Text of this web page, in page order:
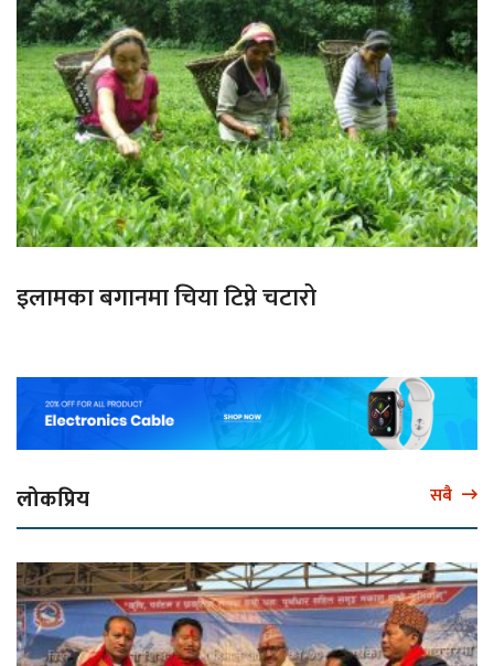
इलामका बगानमा चिया टिप्ने चटारो
लोकप्रिय सबै